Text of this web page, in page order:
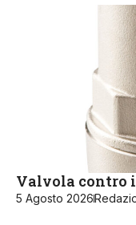
Valvola contro i
5 Agosto 2026